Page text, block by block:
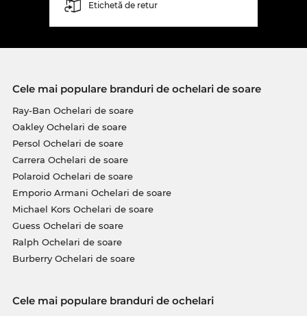
Etichetă de retur
Cele mai populare branduri de ochelari de soare
Ray-Ban Ochelari de soare
Oakley Ochelari de soare
Persol Ochelari de soare
Carrera Ochelari de soare
Polaroid Ochelari de soare
Emporio Armani Ochelari de soare
Michael Kors Ochelari de soare
Guess Ochelari de soare
Ralph Ochelari de soare
Burberry Ochelari de soare
Cele mai populare branduri de ochelari